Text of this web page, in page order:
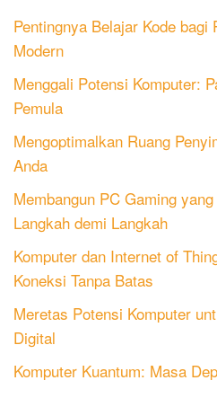
Pentingnya Belajar Kode bagi
Modern
Menggali Potensi Komputer:
Pemula
Mengoptimalkan Ruang
Anda
Membangun PC Gaming
Langkah demi Langkah
Komputer dan Internet of
Koneksi Tanpa Batas
Meretas Potensi Komputer
Digital
Komputer Kuantum: Masa